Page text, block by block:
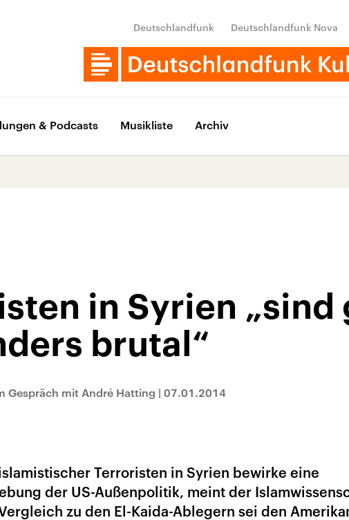
Deutschlandfunk Deutschlandfunk Nova
& Podcasts Musikliste Archiv
in Syrien „sind
brutal“
Gespräch mit André Hatting | 07.01.2014
Terroristen in Syrien bewirke eine
der US-Außenpolitik, meint der
zu den El-Kaida-Ablegern sei den